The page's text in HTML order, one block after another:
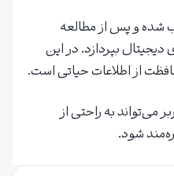
شده و پس از مطالعه
بپردازد. در این
از اطلاعات حیاتی است.
می‌تواند به راحتی از
شود.